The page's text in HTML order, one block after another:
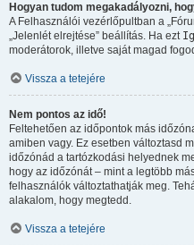
Hogyan tudom megakadályozni,
A Felhasználói vezérlőpultban a
„Jelenlét elrejtése” beállítás. Ha ezt
moderátorok, illetve saját magad
Vissza a tetejére
Nem pontos az idő!
Feltehetően az időpontok más
amiben vagy. Ez esetben változtasd
időzónád a tartózkodási helyednek
hogy az időzónát – mint a legtöbb
felhasználók változtathatják meg.
alakalom, hogy megtedd.
Vissza a tetejére